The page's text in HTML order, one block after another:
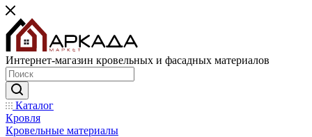
Интернет-магазин кровельных и фасадных материалов
Каталог
Кровля
Кровельные материалы